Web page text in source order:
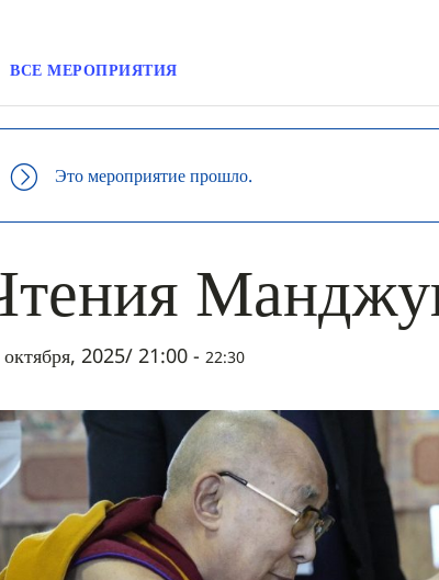
ВСЕ МЕРОПРИЯТИЯ
Это мероприятие прошло.
2025/ 21:00 - 22:30